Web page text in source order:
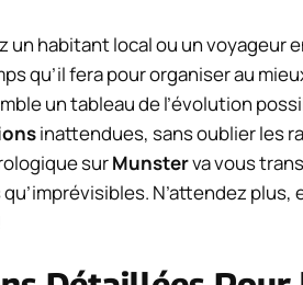
un habitant local ou un
qu’il fera pour organiser au
un tableau de l’évolution
inattendues, sans oublier les
surMunsterva vous
N’attendez